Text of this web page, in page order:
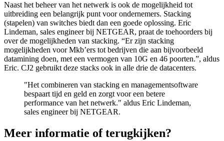
Naast het beheer van het netwerk is ook de mogelijkheid tot
uitbreiding een belangrijk punt voor ondernemers. Stacking
(stapelen) van switches biedt dan een goede oplossing. Eric
Lindeman, sales engineer bij NETGEAR, praat de toehoorders bij
over de mogelijkheden van stacking. “Er zijn stacking
mogelijkheden voor Mkb’ers tot bedrijven die aan bijvoorbeeld
datamining doen, met een vermogen van 10G en 46 poorten.”, aldus
Eric. CJ2 gebruikt deze stacks ook in alle drie de datacenters.
"Het combineren van stacking en managementsoftware
bespaart tijd en geld en zorgt voor een betere
performance van het netwerk." aldus Eric Lindeman,
sales engineer bij NETGEAR.
Meer informatie of terugkijken?